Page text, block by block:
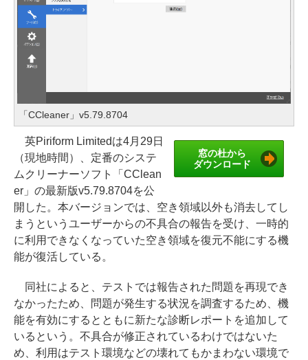
「CCleaner」v5.79.8704
窓の杜から
ダウンロード
英Piriform Limitedは4月29日
（現地時間）、定番のシステ
ムクリーナーソフト「CClean
er」の最新版v5.79.8704を公
開した。本バージョンでは、空き領域以外も消去してし
まうというユーザーからの不具合の報告を受け、一時的
に利用できなくなっていた空き領域を復元不能にする機
能が復活している。
同社によると、テストでは報告された問題を再現でき
なかったため、問題が発生する状況を調査するため、機
能を有効にするとともに新たな診断レポートを追加して
いるという。不具合が修正されているわけではないた
め、利用はテスト環境などの壊れてもかまわない環境で